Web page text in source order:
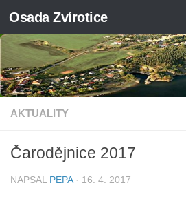
Skip to content
Osada Zvírotice
AKTUALITY
Čarodějnice 2017
NAPSAL PEPA · 16. 4. 2017